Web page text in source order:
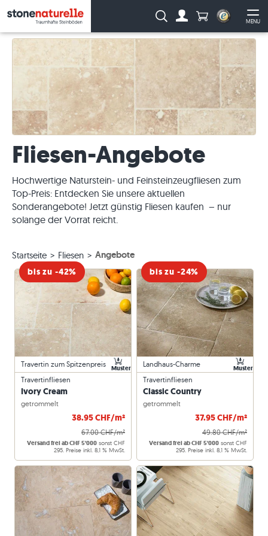
MENU
Suche: Anzahl
Fliesen-Angebote
Hochwertige Naturstein- und Feinsteinzeugfliesen zum
Top-Preis: Entdecken Sie unsere aktuellen
Sonderangebote! Jetzt günstig Fliesen kaufen – nur
solange der Vorrat reicht.
Startseite Fliesen Angebote
Travertinfliesen
Ivory Cream
getrommelt
38.95 CHF/m²
67.00 CHF/m²
Versand frei ab CHF 5'000 sonst CHF
295. Preise inkl. 8,1 % MwSt.
bis zu -42%
Travertin zum Spitzenpreis Muster
Travertinfliesen
Classic Country
getrommelt
37.95 CHF/m²
49.80 CHF/m²
Versand frei ab CHF 5'000 sonst CHF
295. Preise inkl. 8,1 % MwSt.
bis zu -24%
Landhaus-Charme Muster